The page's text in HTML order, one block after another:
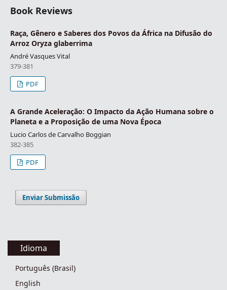
Book Reviews
Raça, Gênero e Saberes dos Povos da África na Difusão do
Arroz Oryza glaberrima
André Vasques Vital
379-381
PDF
A Grande Aceleração: O Impacto da Ação Humana sobre o
Planeta e a Proposição de uma Nova Época
Lucio Carlos de Carvalho Boggian
382-385
PDF
Enviar Submissão
Idioma
Português (Brasil)
English